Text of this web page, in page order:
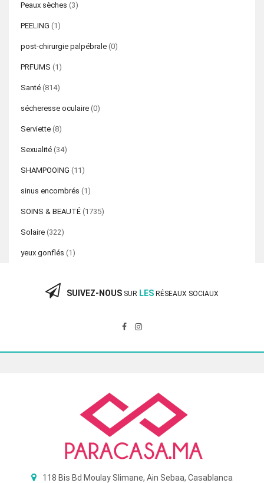
Peaux sèches (3)
PEELING (1)
post-chirurgie palpébrale (0)
PRFUMS (1)
Santé (814)
sécheresse oculaire (0)
Serviette (8)
Sexualité (34)
SHAMPOOING (11)
sinus encombrés (1)
SOINS & BEAUTÉ (1735)
Solaire (322)
yeux gonflés (1)
SUIVEZ-NOUS SUR LES RÉSEAUX SOCIAUX
118 Bis Bd Moulay Slimane, Ain Sebaa, Casablanca